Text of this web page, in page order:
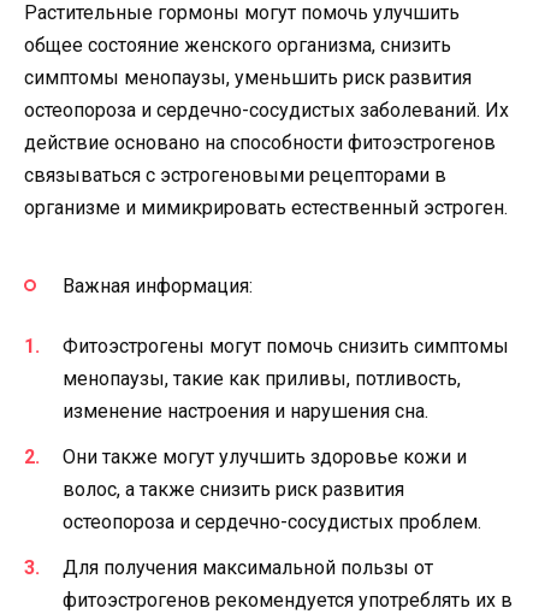
Растительные гормоны могут помочь улучшить
общее состояние женского организма, снизить
симптомы менопаузы, уменьшить риск развития
остеопороза и сердечно-сосудистых заболеваний. Их
действие основано на способности фитоэстрогенов
связываться с эстрогеновыми рецепторами в
организме и мимикрировать естественный эстроген.
Важная информация:
Фитоэстрогены могут помочь снизить симптомы
менопаузы, такие как приливы, потливость,
изменение настроения и нарушения сна.
Они также могут улучшить здоровье кожи и
волос, а также снизить риск развития
остеопороза и сердечно-сосудистых проблем.
Для получения максимальной пользы от
фитоэстрогенов рекомендуется употреблять их в